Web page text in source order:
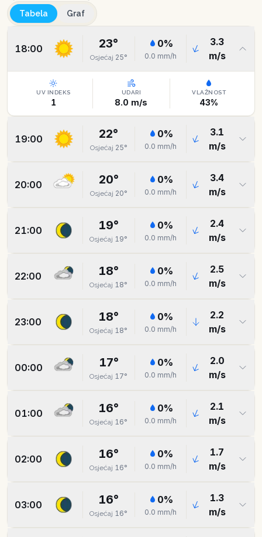
Tabela
Graf
18:00 23°
Osjećaj 25°
0%
0.0 mm/h
3.3
m/s
UV INDEKS
1
UDARI
8.0 m/s
VLAŽNOST
43%
19:00 22°
Osjećaj 25°
0%
0.0 mm/h
3.1
m/s
20:00 20°
Osjećaj 20°
0%
0.0 mm/h
3.4
m/s
21:00 19°
Osjećaj 19°
0%
0.0 mm/h
2.4
m/s
22:00 18°
Osjećaj 18°
0%
0.0 mm/h
2.5
m/s
23:00 18°
Osjećaj 18°
0%
0.0 mm/h
2.2
m/s
00:00 17°
Osjećaj 17°
0%
0.0 mm/h
2.0
m/s
01:00 16°
Osjećaj 16°
0%
0.0 mm/h
2.1
m/s
02:00 16°
Osjećaj 16°
0%
0.0 mm/h
1.7
m/s
03:00 16°
Osjećaj 16°
0%
0.0 mm/h
1.3
m/s